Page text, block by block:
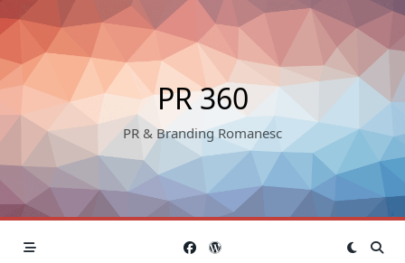
Skip
to
content
PR 360
PR & Branding Romanesc